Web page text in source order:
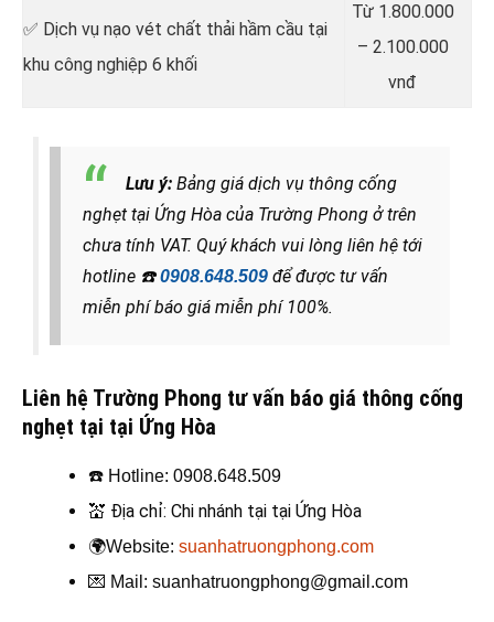
✅ Dịch vụ nạo vét chất thải hầm cầu tại
khu công nghiệp 6 khối
Từ 1.800.000
– 2.100.000
vnđ
Lưu ý: Bảng giá dịch vụ thông cống
nghẹt tại Ứng Hòa của Trường Phong ở trên
chưa tính VAT. Quý khách vui lòng liên hệ tới
hotline ☎️0908.648.509 để được tư vấn
miễn phí báo giá miễn phí 100%.
Liên hệ Trường Phong tư vấn báo giá thông cống
nghẹt tại tại Ứng Hòa
☎️ Hotline: 0908.648.509
💒 Địa chỉ: Chi nhánh tại tại Ứng Hòa
🌍Website: suanhatruongphong.com
💌 Mail: suanhatruongphong@gmail.com